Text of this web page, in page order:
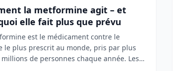
la metformine agit – et
elle fait plus que prévu
est le médicament contre le
le plus prescrit au monde, pris par plus
millions de personnes chaque année. Les